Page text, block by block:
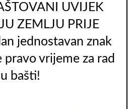
UVIJEK
ZEMLJU PRIJE
jednostavan znak
vrijeme za rad
u bašti!